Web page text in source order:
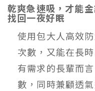
乾爽急速吸，才能
找回一夜好眠
使用包大人高效
次數，又能在長
有需求的長輩而
數，同時兼顧透